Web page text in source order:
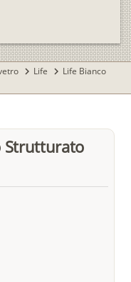
chevron_right Life chevron_right Life Bianco
Strutturato